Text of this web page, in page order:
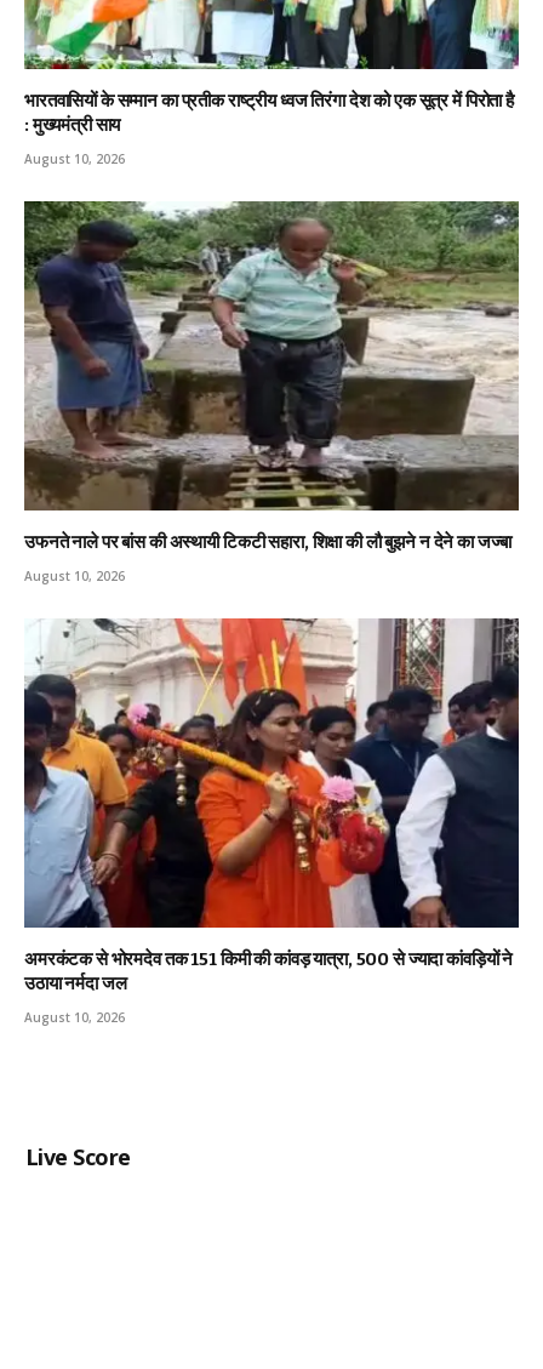
भारतवासियों के सम्मान का प्रतीक राष्ट्रीय ध्वज तिरंगा देश को एक सूत्र में पिरोता है
: मुख्यमंत्री साय
August 10, 2026
उफनते नाले पर बांस की अस्थायी टिकटी सहारा, शिक्षा की लौ बुझने न देने का जज्बा
August 10, 2026
अमरकंटक से भोरमदेव तक 151 किमी की कांवड़ यात्रा, 500 से ज्यादा कांवड़ियों ने
उठाया नर्मदा जल
August 10, 2026
Live Score